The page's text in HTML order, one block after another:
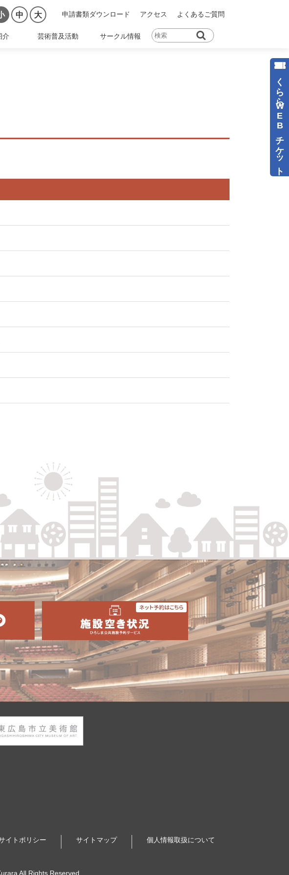
中 大 申請書類ダウンロード アクセス よくあるご質問
介 芸術普及活動 サークル情報
イトポリシー サイトマップ 個人情報取扱について
All Rights Reserved.
くららWEBチケット